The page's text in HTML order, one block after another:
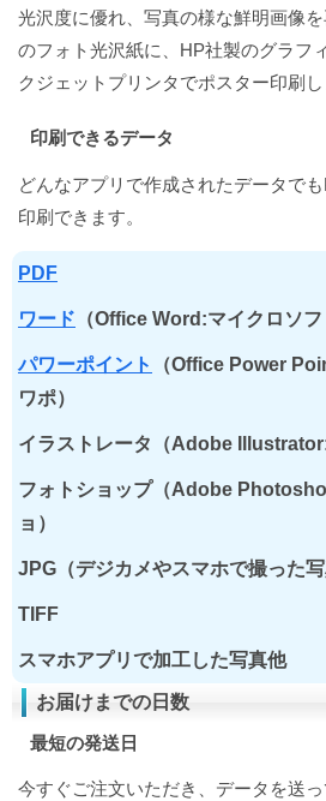
光沢度に優れ、写真の様な鮮明画像
のフォト光沢紙に、HP社製のグラフ
クジェットプリンタでポスター印刷し
印刷できるデータ
どんなアプリで作成されたデータで
印刷できます。
PDF
ワード （Office Word:マイクロソフ
パワーポイント
（Office Power
ワポ）
イラストレータ（Adobe Illustrator:
フォトショップ（Adobe
ョ）
JPG（デジカメやスマホで撮った写
TIFF
スマホアプリで加工した写真他
お届けまでの日数
最短の発送日
今すぐご注文いただき、データを送っ